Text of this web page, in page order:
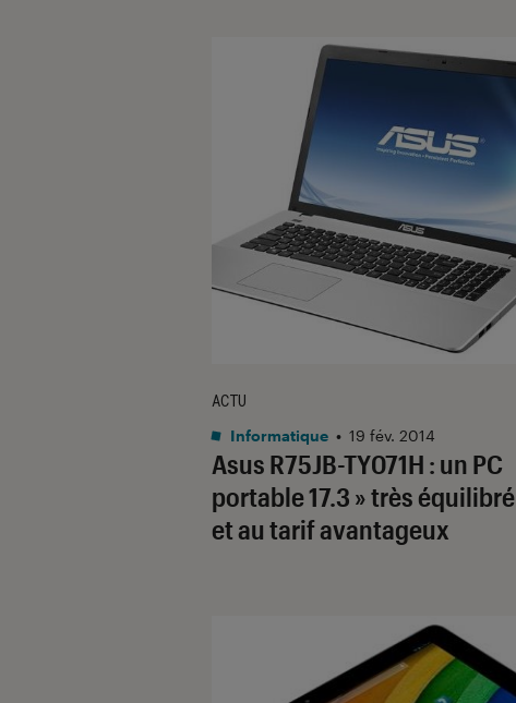
Asus R75JB-TY071H : un PC
portable 17.3 » très équilibré
et au tarif avantageux
ACTU
Informatique • 19 fév. 2014